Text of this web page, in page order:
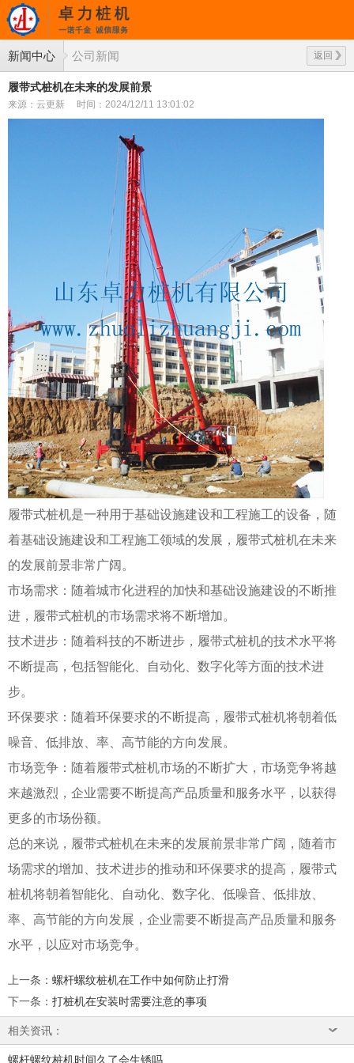
新闻中心 返回
公司新闻
履带式桩机在未来的发展前景
来源：云更新 时间：2024/12/11 13:01:02
履带式桩机是一种用于基础设施建设和工程施工的设备，随
着基础设施建设和工程施工领域的发展，履带式桩机在未来
的发展前景非常广阔。
市场需求：随着城市化进程的加快和基础设施建设的不断推
进，履带式桩机的市场需求将不断增加。
技术进步：随着科技的不断进步，履带式桩机的技术水平将
不断提高，包括智能化、自动化、数字化等方面的技术进
步。
环保要求：随着环保要求的不断提高，履带式桩机将朝着低
噪音、低排放、率、高节能的方向发展。
市场竞争：随着履带式桩机市场的不断扩大，市场竞争将越
来越激烈，企业需要不断提高产品质量和服务水平，以获得
更多的市场份额。
总的来说，履带式桩机在未来的发展前景非常广阔，随着市
场需求的增加、技术进步的推动和环保要求的提高，履带式
桩机将朝着智能化、自动化、数字化、低噪音、低排放、
率、高节能的方向发展，企业需要不断提高产品质量和服务
水平，以应对市场竞争。
上一条 ： 螺杆螺纹桩机在工作中如何防止打滑
下一条 ： 打桩机在安装时需要注意的事项
相关资讯：
螺杆螺纹桩机时间久了会生锈吗